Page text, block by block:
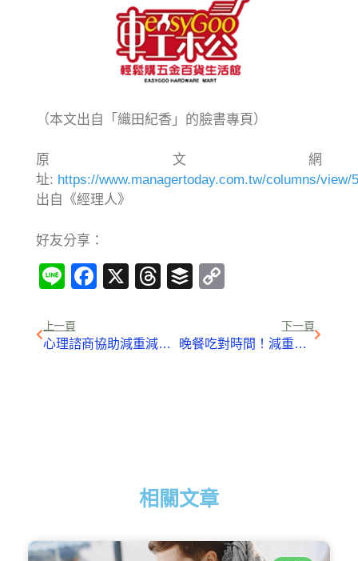
（本文出自「織田紀香」的臉書專頁）
原文網
址: https://www.managertoday.com.tw/columns/view/
出自《經理人》
好友分享：
LineFacebook
X Threads
Buffer
上一頁
心理諮商協助減重減肥 彰化醫院開門診
下一頁
晚餐吃對時間！減重減肥效果更明顯
相關文章